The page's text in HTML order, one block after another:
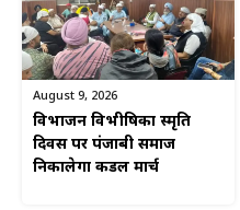
August 9, 2026
विभाजन विभीषिका स्मृति
दिवस पर पंजाबी समाज
निकालेगा कैंडल मार्च